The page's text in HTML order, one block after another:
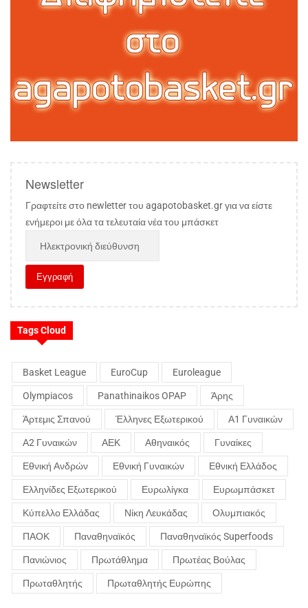
Newsletter
Γραφτείτε στο newletter του agapotobasket.gr για να είστε
ενήμεροι με όλα τα τελευταία νέα του μπάσκετ
Tags Cloud
Basket League EuroCup Euroleague
Olympiacos Panathinaikos OPAP Άρης
Άρτεμις Σπανού Έλληνες Εξωτερικού Α1 Γυναικών
Α2 Γυναικών ΑΕΚ Αθηναικός Γυναίκες
Εθνική Ανδρών Εθνική Γυναικών Εθνική Ελλάδος
Ελληνίδες Εξωτερικού Ευρωλίγκα Ευρωμπάσκετ
Κύπελλο Ελλάδας Νίκη Λευκάδας Ολυμπιακός
ΠΑΟΚ Παναθηναϊκός Παναθηναϊκός Superfoods
Πανιώνιος Πρωτάθλημα Πρωτέας Βούλας
Πρωταθλητής Πρωταθλητής Ευρώπης